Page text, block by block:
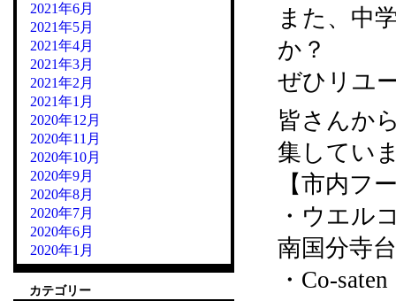
また、中
か？
ぜひリユ
皆さんか
集してい
【市内フ
・ウエル
南国分寺
・Co-
2021年6月
2021年5月
2021年4月
2021年3月
2021年2月
2021年1月
2020年12月
2020年11月
2020年10月
2020年9月
2020年8月
2020年7月
2020年6月
2020年1月
カテゴリー